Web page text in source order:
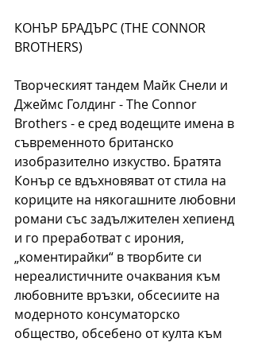
КОНЪР БРАДЪРС (THE CONNOR
BROTHERS)
Творческият тандем Майк Снели и
Джеймс Голдинг - The Connor
Brothers - e сред водещите имена в
съвременното британско
изобразително изкуство. Братята
Конър се вдъхновяват от стила на
кориците на някогашните любовни
романи със задължителен хепиенд
и го преработват с ирония,
„коментирайки“ в творбите си
нереалистичните очаквания към
любовните връзки, обсесиите на
модерното консуматорско
общество, обсебено от култа към